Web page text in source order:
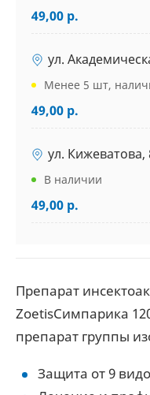
49,00 р.
ул.
Менее 5 шт,
49,00 р.
ул. Кижеватова,
В наличии
49,00 р.
Препарат
ZoetisСимпарика
препарат группы
Защита от 9